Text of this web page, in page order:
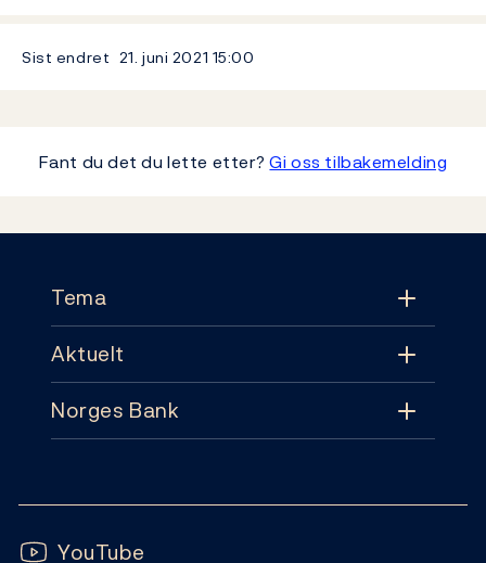
Sist endret 21. juni 2021 15:00
Fant du det du lette etter?Gi oss tilbakemelding
Tema
Tema
Pengepolitikk
Aktuelt
Aktuelt
Publikasjoner
Norges Bank
Abonnement
Følg oss:
YouTube